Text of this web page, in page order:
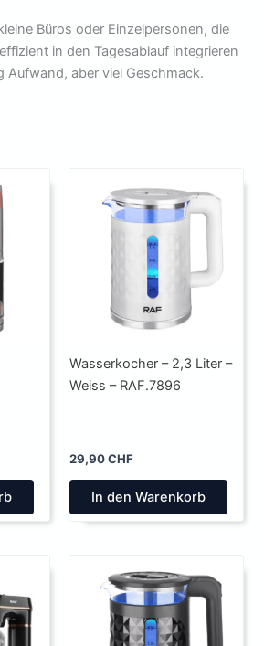
Büros oder Einzelpersonen, die
in den Tagesablauf integrieren
Aufwand, aber viel Geschmack.
Wasserkocher – 2,3 Liter –
Weiss – RAF.7896
29,90CHF
In den Warenkorb